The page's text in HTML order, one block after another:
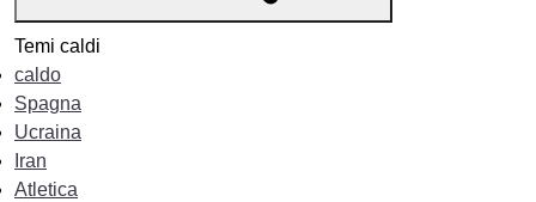
Temi caldi
caldo
Spagna
Ucraina
Iran
Atletica